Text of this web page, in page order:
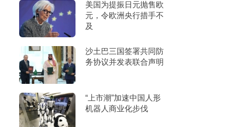
美国为提振日元抛售欧
元，令欧洲央行措手不
及
沙土巴三国签署共同防
务协议并发表联合声明
“上市潮”加速中国人形
机器人商业化步伐